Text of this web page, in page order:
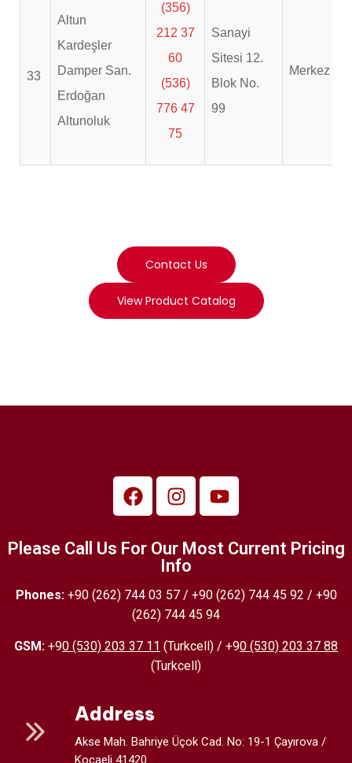
33
Altun
Kardeşler
Damper San.
Erdoğan
Altunoluk
(356)
212 37
60
(536)
776 47
75
Sanayi
Sitesi 12.
Blok No.
99
Merkez
Contact Us
View Product Catalog
Please Call Us For Our Most Current Pricing
Info
Phones:+90 (262) 744 03 57 / +90 (262) 744 45 92 / +90
(262) 744 45 94
GSM: +90 (530) 203 37 11 (Turkcell) / +90 (530) 203 37 88
(Turkcell)
Address
Akse Mah. Bahriye Üçok Cad. No: 19-1 Çayırova /
Kocaeli 41420